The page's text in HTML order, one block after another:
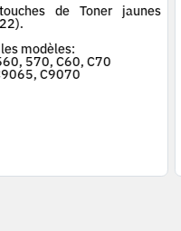
de Toner jaunes
modèles:
570, C60, C70
C9070